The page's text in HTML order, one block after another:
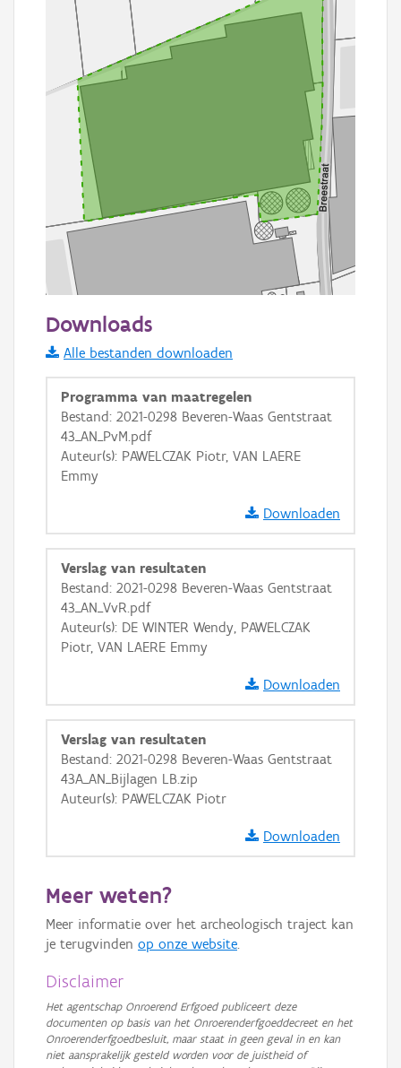
Informatie Vlaanderen
i
+ −
Basis Lagen
OSM-Basiskaart
Ortho
Downloads
Alle bestanden downloaden
Programma van maatregelen
Bestand: 2021-0298 Beveren-Waas Gentstraat
43_AN_PvM.pdf
Auteur(s): PAWELCZAK Piotr, VAN LAERE
Emmy
Downloaden
Verslag van resultaten
Bestand: 2021-0298 Beveren-Waas Gentstraat
43_AN_VvR.pdf
Auteur(s): DE WINTER Wendy, PAWELCZAK
Piotr, VAN LAERE Emmy
Downloaden
Verslag van resultaten
Bestand: 2021-0298 Beveren-Waas Gentstraat
43A_AN_Bijlagen LB.zip
Auteur(s): PAWELCZAK Piotr
Downloaden
Meer weten?
Meer informatie over het archeologisch traject kan
je terugvinden op onze website.
Disclaimer
Het agentschap Onroerend Erfgoed publiceert deze
documenten op basis van het Onroerenderfgoeddecreet en het
Onroerenderfgoedbesluit, maar staat in geen geval in en kan
niet aansprakelijk gesteld worden voor de juistheid of